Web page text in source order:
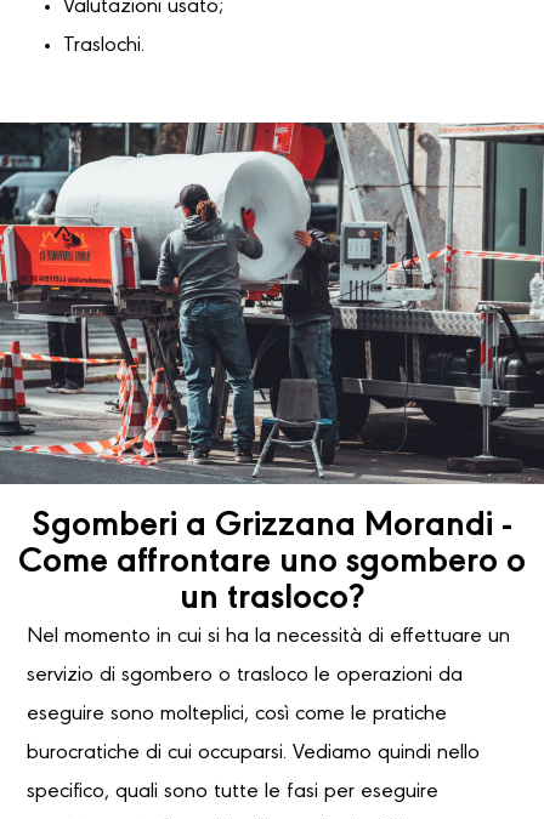
Valutazioni usato;
Traslochi.
Sgomberi a Grizzana Morandi -
Come affrontare uno sgombero o
un trasloco?
Nel momento in cui si ha la necessità di effettuare un
servizio di sgombero o trasloco le operazioni da
eseguire sono molteplici, così come le pratiche
burocratiche di cui occuparsi. Vediamo quindi nello
specifico, quali sono tutte le fasi per eseguire